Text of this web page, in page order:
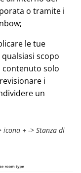
o tramite i
le tue
scopo
contenuto solo
i
un
icona + -> Stanza di